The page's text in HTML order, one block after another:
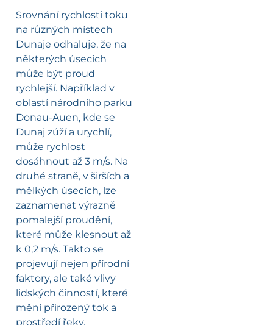
Srovnání rychlosti toku
na různých místech
Dunaje odhaluje, že na
některých úsecích
může být proud
rychlejší. Například v
oblastí národního parku
Donau-Auen, kde se
Dunaj zúží a urychlí,
může rychlost
dosáhnout až 3 m/s. Na
druhé straně, v širších a
mělkých úsecích, lze
zaznamenat výrazně
pomalejší proudění,
které může klesnout až
k 0,2 m/s. Takto se
projevují nejen přírodní
faktory, ale také vlivy
lidských činností, které
mění přirozený tok a
prostředí řeky.